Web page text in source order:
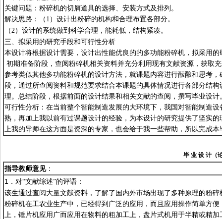
关键问题：粉碎机的切屑道具的选择、安装方式及排列。
解决思路：（ 1 ）设计出粉碎的机构和合理布置各部分。
（2）设计的系统做到科学合理，能耗低，结构紧凑。
三、拟采用的研究手段和可行性分析
本设计将根据设计需要，设计出性能优良的的多功能粉碎机， 拟采用的
初期准备阶段，查阅粉碎机相关资料并充分利用现有文献资源，获取
参考类似其他多功能粉碎机的设计方法，就课题内容进行酝酿和思考
段，通过所查阅资料和规范要求结合本课题的具体情况进行各部分结
理。总结阶段，根据前面的设计结果和相关文献的查阅，撰写毕业设计
可行性分析：在当前整个智能制造发展的大环境下，我国对智能制造
熟，再加上我以前有过课题设计的经验，为本设计的研究提供了坚实
上我的导师在这方面是资深的专家，也会给于我一些帮助，所以完成
毕 业 设 计（
指导教师意见：
1．对“文献综述”的评语：
该生通过查阅大量文献资料，了解了国内外市场出现了多种原理的粉
粉碎机在工农业生产中，已经得到广泛的应用，而且应用操作简单方
上，锤片机应用广而应用在物料的粗加工上，盘片式机用于半精或精